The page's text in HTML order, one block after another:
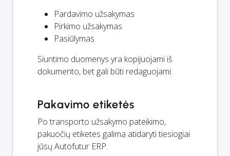
Pardavimo užsakymas
Pirkimo užsakymas
Pasiūlymas
Siuntimo duomenys yra kopijuojami iš
dokumento, bet gali būti redaguojami.
Pakavimo etiketės
Po transporto užsakymo pateikimo,
pakuočių etiketes galima atidaryti tiesiogiai
jūsų Autofutur ERP.